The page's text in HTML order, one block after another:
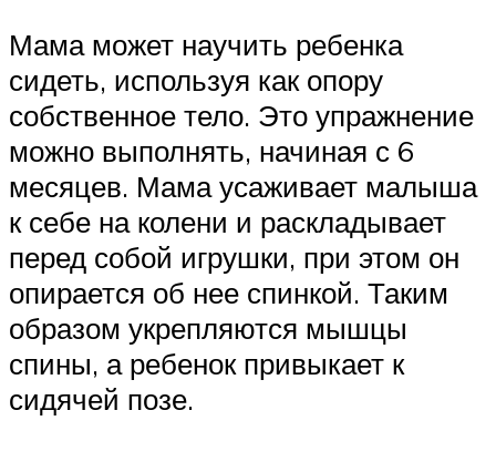
Мама может научить ребенка
сидеть, используя как опору
собственное тело. Это упражнение
можно выполнять, начиная с 6
месяцев. Мама усаживает малыша
к себе на колени и раскладывает
перед собой игрушки, при этом он
опирается об нее спинкой. Таким
образом укрепляются мышцы
спины, а ребенок привыкает к
сидячей позе.